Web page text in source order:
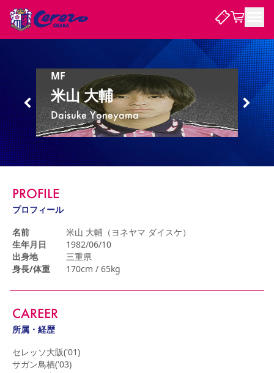
試合について
試合日程 / 結果 順位表
チームについて
選手・スタッフ スケジュール メディア情報 アクセス レディース
観戦する
チケット
チケット情報 販売スケジュール 価格・席種 購入方法
観戦ガイド
初めて観戦ガイド キッズ向けサービス グルメ マッチデープログラム
観戦マナー&ルール ビジターサポーター観戦ガイド
スタジアム
DAZNで観戦
アウェイツアー
クラブを知る
クラブ紹介 沿革
サポートする
パートナー企業募集中
セレッソアイデアちょうだいな
Lise（ライセンスビジネス）
サステナビリティ
サステナビリティポリシー
活動レポート
スポーツクラブ
スポーツクラブ
ファンクラブ
SAKURA SOCIO SAKURA POINT Program
まいセレチケット 会員規定
ニュース
ニュース
すべて チーム グッズ チケット イベント ファンクラブ
レディース
アカデミー
MF
米山 大輔
Daisuke Yoneyama
PROFILE
プロフィール
名前
米山 大輔（ヨネヤマ ダイスケ）
生年月日
1982/06/10
出身地
三重県
身長/体重
170cm / 65kg
CAREER
所属・経歴
セレッソ大阪('01)
サガン鳥栖('03)